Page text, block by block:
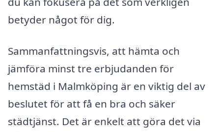
betyder något för dig.
Sammanfattningsvis, att hämta och
jämföra minst tre erbjudanden för
hemstäd i Malmköping är en viktig del av
beslutet för att få en bra och säker
städtjänst. Det är enkelt att göra det via